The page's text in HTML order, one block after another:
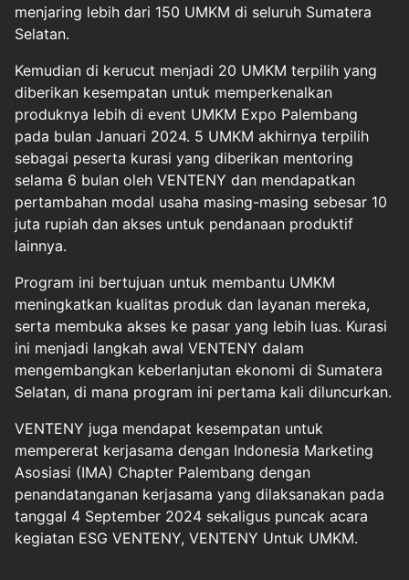
menjaring lebih dari 150 UMKM di seluruh Sumatera
Selatan.
Kemudian di kerucut menjadi 20 UMKM terpilih yang
diberikan kesempatan untuk memperkenalkan
produknya lebih di event UMKM Expo Palembang
pada bulan Januari 2024. 5 UMKM akhirnya terpilih
sebagai peserta kurasi yang diberikan mentoring
selama 6 bulan oleh VENTENY dan mendapatkan
pertambahan modal usaha masing-masing sebesar 10
juta rupiah dan akses untuk pendanaan produktif
lainnya.
Program ini bertujuan untuk membantu UMKM
meningkatkan kualitas produk dan layanan mereka,
serta membuka akses ke pasar yang lebih luas. Kurasi
ini menjadi langkah awal VENTENY dalam
mengembangkan keberlanjutan ekonomi di Sumatera
Selatan, di mana program ini pertama kali diluncurkan.
VENTENY juga mendapat kesempatan untuk
mempererat kerjasama dengan Indonesia Marketing
Asosiasi (IMA) Chapter Palembang dengan
penandatanganan kerjasama yang dilaksanakan pada
tanggal 4 September 2024 sekaligus puncak acara
kegiatan ESG VENTENY, VENTENY Untuk UMKM.